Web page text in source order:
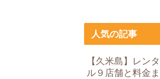
人気の記事
【久米島】レン
ル９店舗と料金